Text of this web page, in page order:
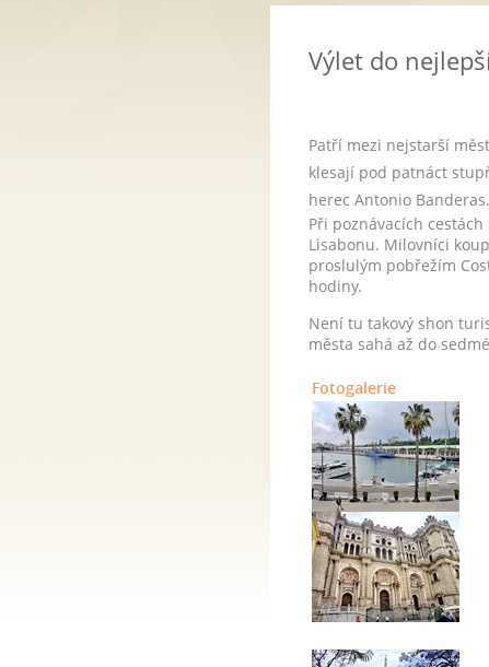
Výlet do
Patří mezi nejstarší
klesají pod patnáct
herec Antonio
Při poznávacích
Lisabonu. Milovníci
proslulým pobřežím
hodiny.
Není tu takový shon
města sahá až do
Fotogalerie